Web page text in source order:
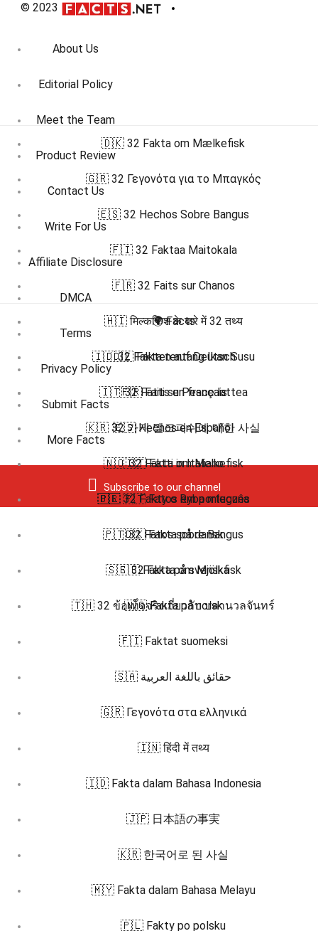
© 2023
About Us
Editorial Policy
Meet the Team
Product Review
Contact Us
Write For Us
Affiliate Disclosure
DMCA
Terms
Privacy Policy
Submit Facts
More Facts
Subscribe to our channel
🇩🇰 32 Fakta om Mælkefisk
🇬🇷 32 Γεγονότα για το Μπαγκός
🇪🇸 32 Hechos Sobre Bangus
🇫🇮 32 Faktaa Maitokala
🇫🇷 32 Faits sur Chanos
🇭🇮 मिल्कफिश के बारे में 32 तथ्य
🇮🇩 32 Fakta tentang Ikan Susu
🇮🇹 32 Fatti su Pesce lattea
🇰🇷 32 가지 밀크피쉬에 대한 사실
🇳🇴 32 Fakta om Melkefisk
🇵🇱 32 Fakty o Ryba mleczna
🇵🇹 32 Fatos sobre Bangus
🇸🇪 32 Fakta om Mjölkfisk
🇹🇭 32 ข้อเท็จจริงเกี่ยวกับ ปลานวลจันทร์
🌍 Facts
🇩🇪 Fakten auf Deutsch
🇫🇷 Faits en français
🇪🇸 Hechos en Español
🇮🇹 Fatti in Italiano
🇧🇷 🇵🇹 Fatos em português
🇩🇰 Fakta på dansk
🇸🇪 Fakta på svenska
🇳🇴 Fakta på norsk
🇫🇮 Faktat suomeksi
🇸🇦 حقائق باللغة العربية
🇬🇷 Γεγονότα στα ελληνικά
🇮🇳 हिंदी में तथ्य
🇮🇩 Fakta dalam Bahasa Indonesia
🇯🇵 日本語の事実
🇰🇷 한국어로 된 사실
🇲🇾 Fakta dalam Bahasa Melayu
🇵🇱 Fakty po polsku